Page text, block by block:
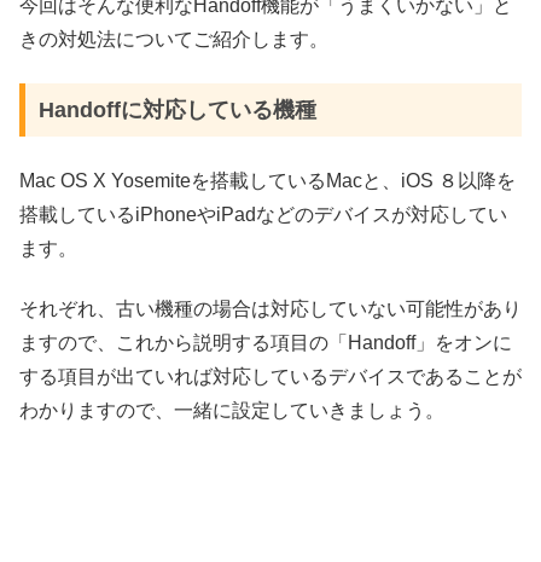
今回はそんな便利なHandoff機能が「うまくいかない」と
きの対処法についてご紹介します。
Handoffに対応している機種
Mac OS X Yosemiteを搭載しているMacと、iOS ８以降を
搭載しているiPhoneやiPadなどのデバイスが対応してい
ます。
それぞれ、古い機種の場合は対応していない可能性があり
ますので、これから説明する項目の「Handoff」をオンに
する項目が出ていれば対応しているデバイスであることが
わかりますので、一緒に設定していきましょう。